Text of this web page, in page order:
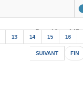
Page 18 sur 147
13 14 15 16
SUIVANT FIN